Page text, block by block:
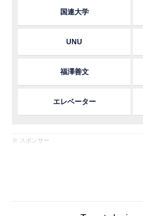
国連大学
UNU
福澤善文
エレベーター
※ スポンサー